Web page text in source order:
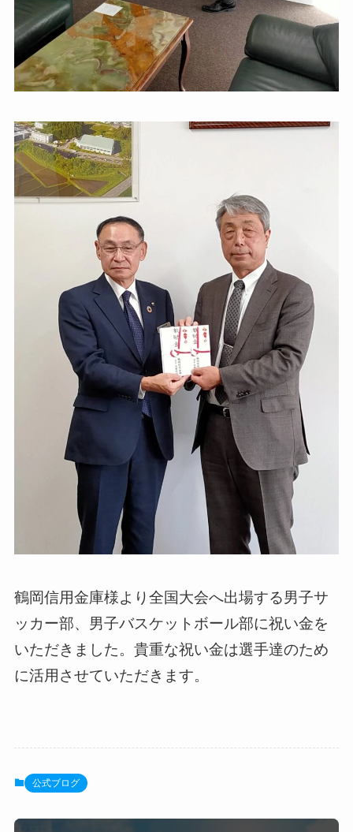
鶴岡信用金庫様より全国大会へ出場する男子サ
ッカー部、男子バスケットボール部に祝い金を
いただきました。貴重な祝い金は選手達のため
に活用させていただきます。
公式ブログ